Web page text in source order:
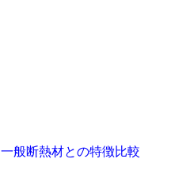
一般断熱材との特徴比較